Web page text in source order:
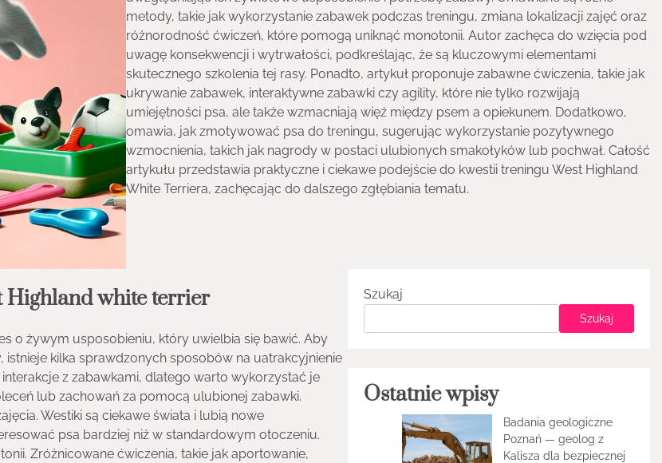
metody, takie jak wykorzystanie zabawek podczas treningu, zmiana lokalizacji zajęć oraz
różnorodność ćwiczeń, które pomogą uniknąć monotonii. Autor zachęca do wzięcia pod
uwagę konsekwencji i wytrwałości, podkreślając, że są kluczowymi elementami
skutecznego szkolenia tej rasy. Ponadto, artykuł proponuje zabawne ćwiczenia, takie jak
ukrywanie zabawek, interaktywne zabawki czy agility, które nie tylko rozwijają
umiejętności psa, ale także wzmacniają więź między psem a opiekunem. Dodatkowo,
omawia, jak zmotywować psa do treningu, sugerując wykorzystanie pozytywnego
wzmocnienia, takich jak nagrody w postaci ulubionych smakołyków lub pochwał. Całość
artykułu przedstawia praktyczne i ciekawe podejście do kwestii treningu West Highland
White Terriera, zachęcając do dalszego zgłębiania tematu.
Highland white terrier
o żywym usposobieniu, który uwielbia się bawić. Aby
kilka sprawdzonych sposobów na uatrakcyjnienie
z zabawkami, dlatego warto wykorzystać je
lub zachowań za pomocą ulubionej zabawki.
Westiki są ciekawe świata i lubią nowe
psa bardziej niż w standardowym otoczeniu.
Zróżnicowane ćwiczenia, takie jak aportowanie,
Szukaj
Szukaj
Ostatnie wpisy
Badania geologiczne
Poznań — geolog z
Kalisza dla bezpiecznej